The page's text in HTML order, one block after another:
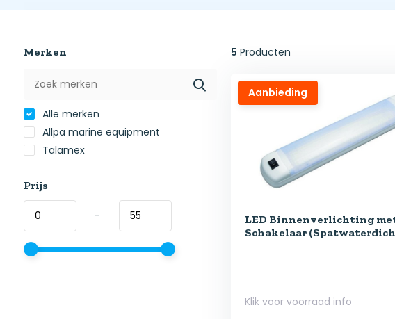
Merken
Alle merken
Allpa marine equipment
Talamex
Prijs
-
5 Producten
Aanbieding
LED Binnenverlichting
Schakelaar
Klik voor voorraad info